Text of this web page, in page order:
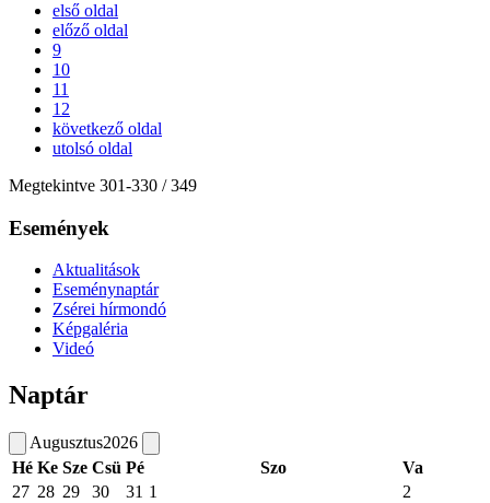
első oldal
előző oldal
9
10
11
12
következő oldal
utolsó oldal
Megtekintve 301-330 / 349
Események
Aktualitások
Eseménynaptár
Zsérei hírmondó
Képgaléria
Videó
Naptár
Augusztus2026
Hé Ke Sze Csü Pé Szo
Va
27 28 29 30 31 1 2